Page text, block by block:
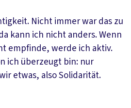
Nicht immer war das zu
kann ich nicht anders. Wenn
empfinde, werde ich aktiv.
ich überzeugt bin: nur
etwas, also Solidarität.